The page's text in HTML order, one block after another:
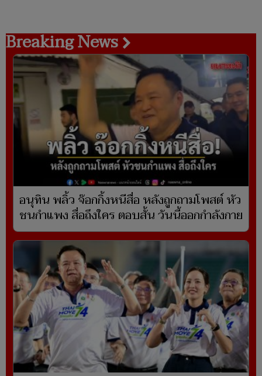
Breaking News
อนุทิน พลิ้ว จ๊อกกิ้งหนีสื่อ หลังถูกถามโพสต์ หัว
ชนกำแพง สื่อถึงใคร ตอบสั้น วันนี้ออกกำลังกาย